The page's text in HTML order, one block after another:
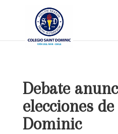
Debate
elecciones
Dominic